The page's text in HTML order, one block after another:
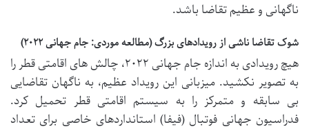
ناگهانی و عظیم تقاضا باشد.
شوک تقاضا ناشی از رویدادهای بزرگ (مطالعه موردی: جام جهانی ۲۰۲۲)
هیچ رویدادی به اندازه جام جهانی ۲۰۲۲، چالش های اقامتی قطر را
به تصویر نکشید. میزبانی این رویداد عظیم، به ناگهان تقاضایی
بی سابقه و متمرکز را به سیستم اقامتی قطر تحمیل کرد.
فدراسیون جهانی فوتبال (فیفا) استانداردهای خاصی برای تعداد